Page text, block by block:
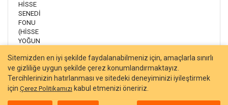
HİSSE
SENEDİ
FONU
(HİSSE
YOĞUN
Sitemizden en iyi şekilde faydalanabilmeniz için, amaçlarla sınırlı
ve gizliliğe uygun şekilde çerez konumlandırmaktayız.
Tercihlerinizin hatırlanması ve sitedeki deneyiminizi iyileştirmek
için Çerez Politikamızı kabul etmenizi öneririz.